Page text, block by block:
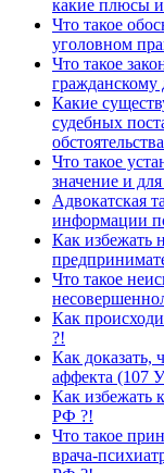
какие плюсы
Что такое
уголовном
Что такое
гражданскому
Какие
судебных
Что такое
значение и
Адвокатская
информации
Как избежать
Что такое
Как
?!
Как доказать,
аффекта (107
Как избежать
РФ ?!
Что такое
врача-